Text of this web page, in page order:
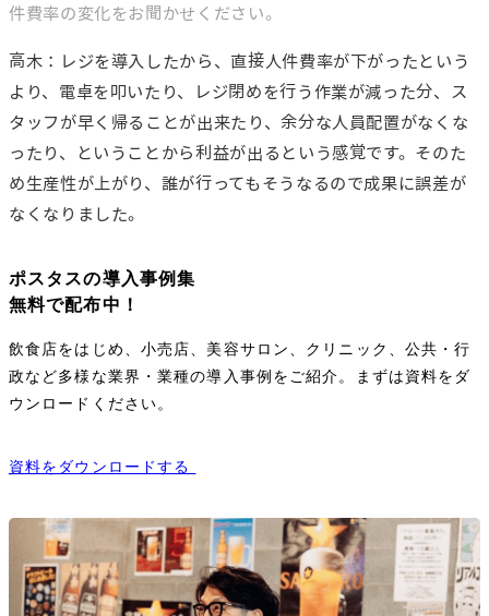
件費率の変化をお聞かせください。
高木：レジを導入したから、直接人件費率が下がったという
より、電卓を叩いたり、レジ閉めを行う作業が減った分、ス
タッフが早く帰ることが出来たり、余分な人員配置がなくな
ったり、ということから利益が出るという感覚です。そのた
め生産性が上がり、誰が行ってもそうなるので成果に誤差が
なくなりました。
ポスタスの導入事例集
無料で配布中！
飲食店をはじめ、小売店、美容サロン、クリニック、公共・行
政など多様な業界・業種の導入事例をご紹介。まずは資料をダ
ウンロードください。
資料をダウンロードする